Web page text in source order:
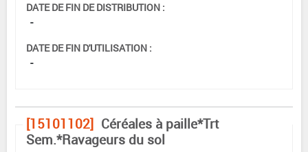
DATE DE FIN DE DISTRIBUTION :
-
DATE DE FIN D'UTILISATION :
-
[15101102] Céréales à paille*Trt
Sem.*Ravageurs du sol